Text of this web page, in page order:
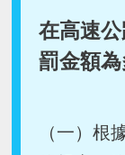
在高速
罰金額為
（一）根